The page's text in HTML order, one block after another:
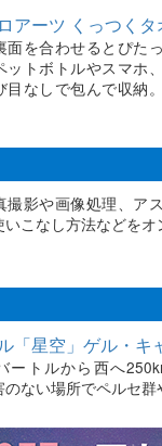
アーツ くっつく
面を合わせるとぴた
ットボトルやスマホ
目なしで包んで収納
撮影や画像処理、ア
いこなし方法などを
「星空」ゲル・キ
ートルから西へ
のない場所でペルセ